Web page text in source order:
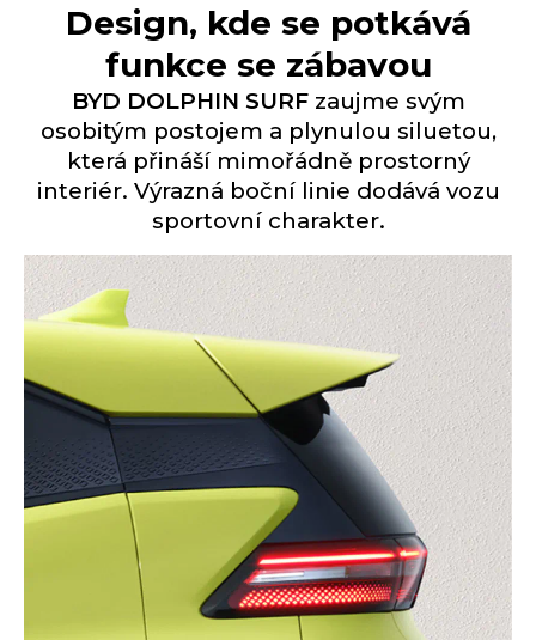
Design, kde se potkává
funkce se zábavou
BYD DOLPHIN SURFzaujme svým
osobitým postojem a plynulou siluetou,
která přináší mimořádně prostorný
interiér. Výrazná boční linie dodává vozu
sportovní charakter.